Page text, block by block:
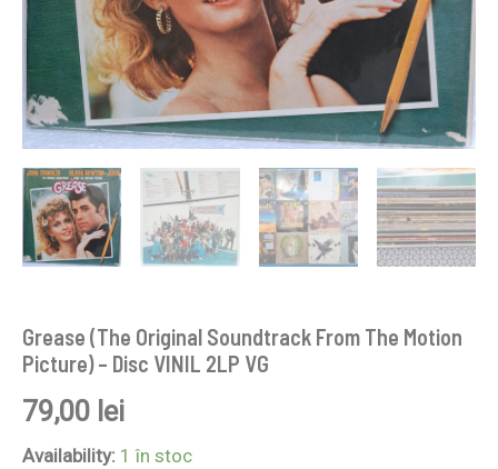
Grease (The Original Soundtrack From The Motion
Picture) – Disc VINIL 2LP VG
79,00 lei
Availability: 1 în stoc